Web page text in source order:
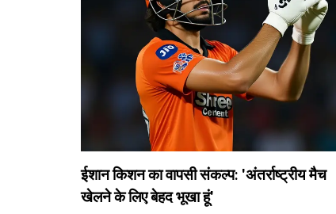
ईशान किशन का वापसी संकल्प: 'अंतर्राष्ट्रीय मैच
खेलने के लिए बेहद भूखा हूं'